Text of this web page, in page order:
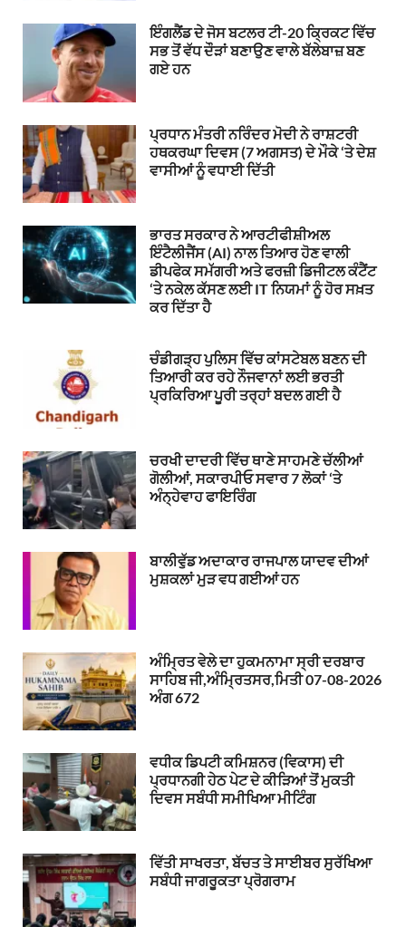
ਇੰਗਲੈਂਡ ਦੇ ਜੋਸ ਬਟਲਰ ਟੀ-20 ਕ੍ਰਿਕਟ ਵਿੱਚ
ਸਭ ਤੋਂ ਵੱਧ ਦੌੜਾਂ ਬਣਾਉਣ ਵਾਲੇ ਬੱਲੇਬਾਜ਼ ਬਣ
ਗਏ ਹਨ
ਪ੍ਰਧਾਨ ਮੰਤਰੀ ਨਰਿੰਦਰ ਮੋਦੀ ਨੇ ਰਾਸ਼ਟਰੀ
ਹਥਕਰਘਾ ਦਿਵਸ (7 ਅਗਸਤ) ਦੇ ਮੌਕੇ ‘ਤੇ ਦੇਸ਼
ਵਾਸੀਆਂ ਨੂੰ ਵਧਾਈ ਦਿੱਤੀ
ਭਾਰਤ ਸਰਕਾਰ ਨੇ ਆਰਟੀਫੀਸ਼ੀਅਲ
ਇੰਟੈਲੀਜੈਂਸ (AI) ਨਾਲ ਤਿਆਰ ਹੋਣ ਵਾਲੀ
ਡੀਪਫੇਕ ਸਮੱਗਰੀ ਅਤੇ ਫਰਜ਼ੀ ਡਿਜੀਟਲ ਕੰਟੈਂਟ
‘ਤੇ ਨਕੇਲ ਕੱਸਣ ਲਈ IT ਨਿਯਮਾਂ ਨੂੰ ਹੋਰ ਸਖ਼ਤ
ਕਰ ਦਿੱਤਾ ਹੈ
ਚੰਡੀਗੜ੍ਹ ਪੁਲਿਸ ਵਿੱਚ ਕਾਂਸਟੇਬਲ ਬਣਨ ਦੀ
ਤਿਆਰੀ ਕਰ ਰਹੇ ਨੌਜਵਾਨਾਂ ਲਈ ਭਰਤੀ
ਪ੍ਰਕਿਰਿਆ ਪੂਰੀ ਤਰ੍ਹਾਂ ਬਦਲ ਗਈ ਹੈ
ਚਰਖੀ ਦਾਦਰੀ ਵਿੱਚ ਥਾਣੇ ਸਾਹਮਣੇ ਚੱਲੀਆਂ
ਗੋਲੀਆਂ, ਸਕਾਰਪੀਓ ਸਵਾਰ 7 ਲੋਕਾਂ ‘ਤੇ
ਅੰਨ੍ਹੇਵਾਹ ਫਾਇਰਿੰਗ
ਬਾਲੀਵੁੱਡ ਅਦਾਕਾਰ ਰਾਜਪਾਲ ਯਾਦਵ ਦੀਆਂ
ਮੁਸ਼ਕਲਾਂ ਮੁੜ ਵਧ ਗਈਆਂ ਹਨ
ਅੰਮ੍ਰਿਤ ਵੇਲੇ ਦਾ ਹੁਕਮਨਾਮਾ ਸ੍ਰੀ ਦਰਬਾਰ
ਸਾਹਿਬ ਜੀ,ਅੰਮ੍ਰਿਤਸਰ,ਮਿਤੀ 07-08-2026
ਅੰਗ 672
ਵਧੀਕ ਡਿਪਟੀ ਕਮਿਸ਼ਨਰ (ਵਿਕਾਸ) ਦੀ
ਪ੍ਰਧਾਨਗੀ ਹੇਠ ਪੇਟ ਦੇ ਕੀੜਿਆਂ ਤੋਂ ਮੁਕਤੀ
ਦਿਵਸ ਸਬੰਧੀ ਸਮੀਖਿਆ ਮੀਟਿੰਗ
ਵਿੱਤੀ ਸਾਖਰਤਾ, ਬੱਚਤ ਤੇ ਸਾਈਬਰ ਸੁਰੱਖਿਆ
ਸਬੰਧੀ ਜਾਗਰੂਕਤਾ ਪ੍ਰੋਗਰਾਮ